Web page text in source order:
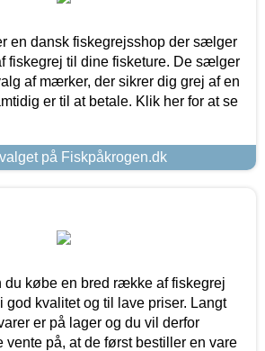
en dansk fiskegrejsshop der sælger
fiskegrej til dine fisketure. De sælger
af mærker, der sikrer dig grej af en
er til at betale. Klik her for at se
på Fiskpåkrogen.dk
du købe en bred række af fiskegrej
god kvalitet og til lave priser. Langt
er på lager og du vil derfor
vente på, at de først bestiller en vare